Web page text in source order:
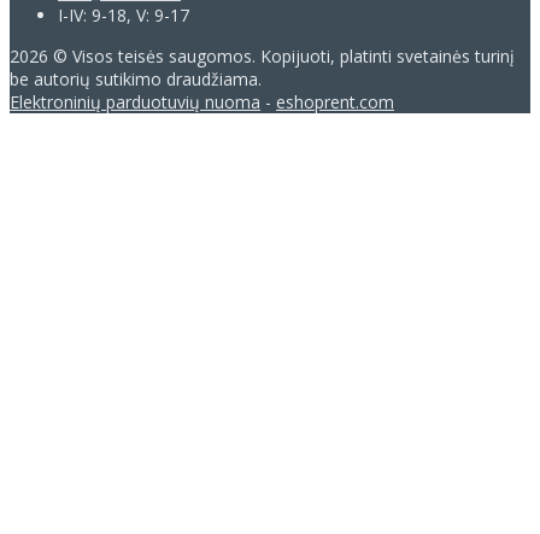
I-IV: 9-18, V: 9-17
2026 © Visos teisės saugomos. Kopijuoti, platinti svetainės turinį
be autorių sutikimo draudžiama.
Elektroninių parduotuvių nuoma - eshoprent.com